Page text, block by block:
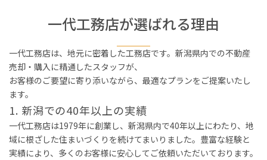
一代工務店が選ばれる理由
一代工務店は、地元に密着した工務店です。新潟県内での不動産
売却・購入に精通したスタッフが、
お客様のご要望に寄り添いながら、最適なプランをご提案いたし
ます。
1. 新潟での40年以上の実績
一代工務店は1979年に創業し、新潟県内で40年以上にわたり、地
域に根ざした住まいづくりを続けてまいりました。豊富な経験と
実績により、多くのお客様に安心してご依頼いただいております。